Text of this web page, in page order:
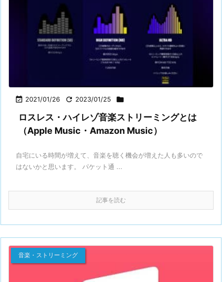
 2021/01/26  2023/01/25 
ロスレス・ハイレゾ音楽ストリーミングとは
（Apple Music・Amazon Music）
自宅にいる時間が増えて、音楽を聴く機会が増えた人も多いので
はないかと思います。 パケット通 ...
記事を読む
音楽・ストリーミング